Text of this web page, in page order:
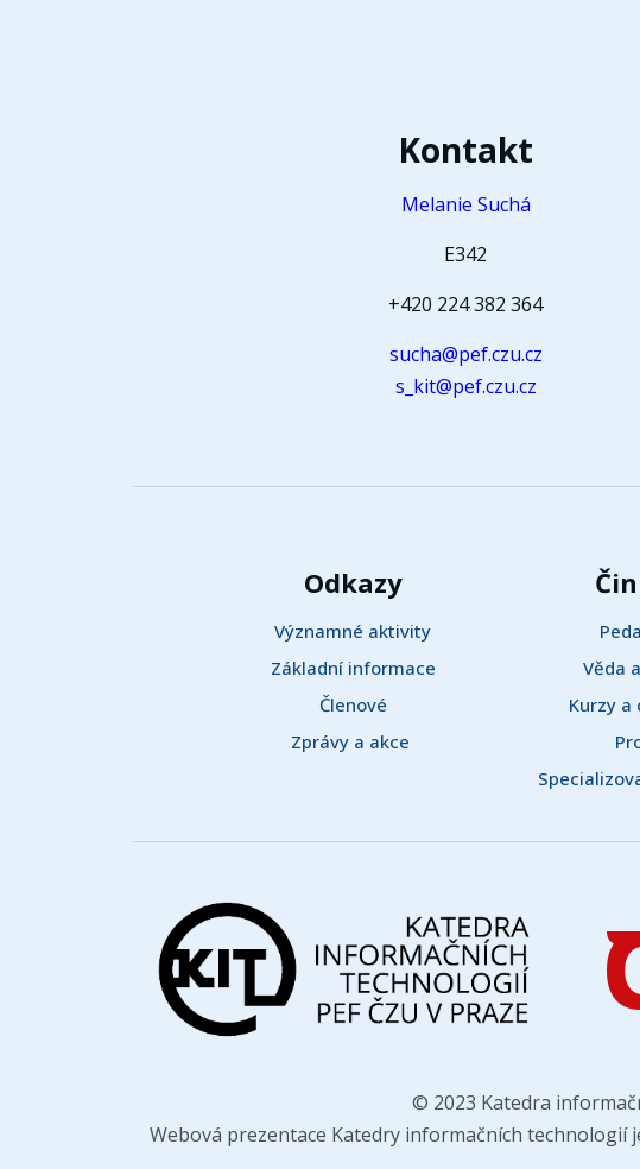
Kontakt
Melanie Suchá
E342
+420 224 382 364
sucha@pef.czu.cz
s_kit@pef.czu.cz
Odkazy
Významné aktivity
Základní informace
Členové
Zprávy a akce
Věda
Kurzy a
© 2023 Katedra
Webová prezentace Katedry informačních